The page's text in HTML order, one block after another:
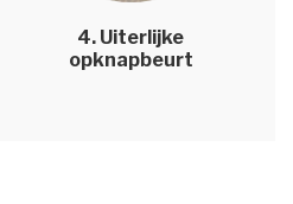
4. Uiterlijke
opknapbeurt